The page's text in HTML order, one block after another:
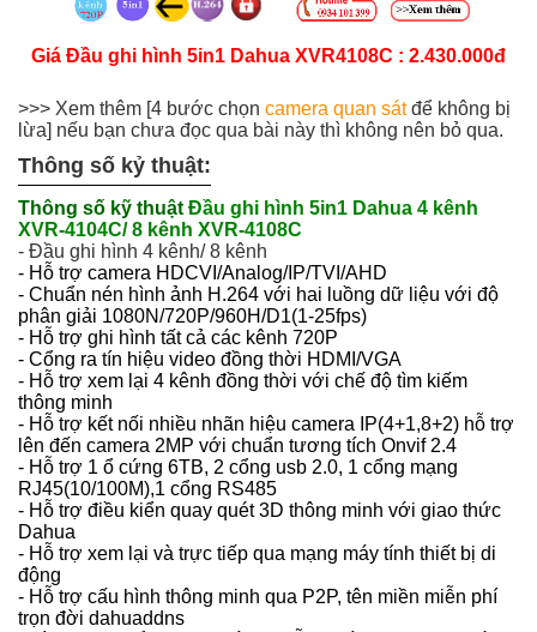
Giá Đầu ghi hình 5in1 Dahua XVR4108C : 2.430.000đ
>>> Xem thêm [4 bước chọn camera quan sátđể không bị
lừa] nếu bạn chưa đọc qua bài này thì không nên bỏ qua.
Thông số kỷ thuật:
Thông số kỹ thuậtĐầu ghi hình 5in1 Dahua 4 kênh
XVR-4104C/ 8 kênh XVR-4108C
- Đầu ghi hình 4 kênh/ 8 kênh
- Hỗ trợ camera HDCVI/Analog/IP/TVI/AHD
- Chuẩn nén hình ảnh H.264 với hai luồng dữ liệu với độ
phân giải 1080N/720P/960H/D1(1-25fps)
- Hỗ trợ ghi hình tất cả các kênh 720P
- Cổng ra tín hiệu video đồng thời HDMI/VGA
- Hỗ trợ xem lại 4 kênh đồng thời với chế độ tìm kiếm
thông minh
- Hỗ trợ kết nối nhiều nhãn hiệu camera IP(4+1,8+2) hỗ trợ
lên đến camera 2MP với chuẩn tương tích Onvif 2.4
- Hỗ trợ 1 ổ cứng 6TB, 2 cổng usb 2.0, 1 cổng mạng
RJ45(10/100M),1 cổng RS485
- Hỗ trợ điều kiển quay quét 3D thông minh với giao thức
Dahua
- Hỗ trợ xem lại và trực tiếp qua mạng máy tính thiết bị di
động
- Hỗ trợ cấu hình thông minh qua P2P, tên miền miễn phí
trọn đời dahuaddns